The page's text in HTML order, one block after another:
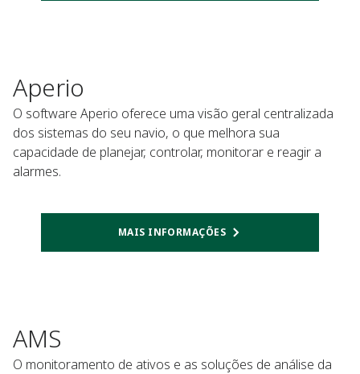
Aperio
O software Aperio oferece uma visão geral centralizada
dos sistemas do seu navio, o que melhora sua
capacidade de planejar, controlar, monitorar e reagir a
alarmes.
MAIS INFORMAÇÕES
AMS
O monitoramento de ativos e as soluções de análise da